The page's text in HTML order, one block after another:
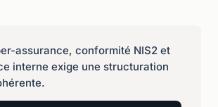
assurance, conformité NIS2 et
interne exige une structuration